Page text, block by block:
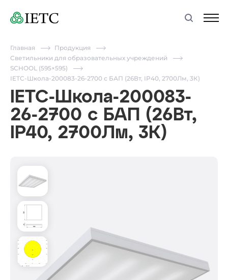
Главная
Продукция
Светильники для образовательных учреждений
SCHOOL (595×595)
IETC-Школа-200083-26-2700 с БАП (26Вт, IP40, 2700Лм, 3К)
IETC-Школа-200083-
26-2700 с БАП (26Вт,
IP40, 2700Лм, 3К)